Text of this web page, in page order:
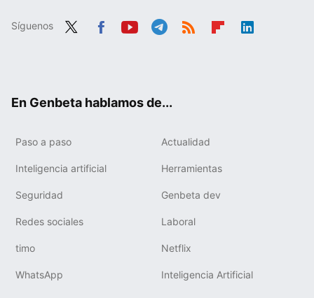
Síguenos
En Genbeta hablamos de...
Paso a paso Actualidad
Inteligencia artificial Herramientas
Seguridad Genbeta dev
Redes sociales Laboral
timo Netflix
WhatsApp Inteligencia Artificial